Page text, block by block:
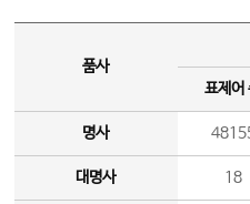
품사
표제어
명사
대명사 18